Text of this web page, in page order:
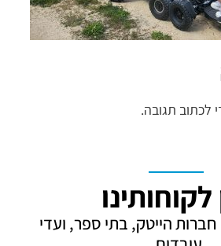
לכתוב תגובה.
לקוחותינו
חברות הייטק, בתי ספר, ועדי